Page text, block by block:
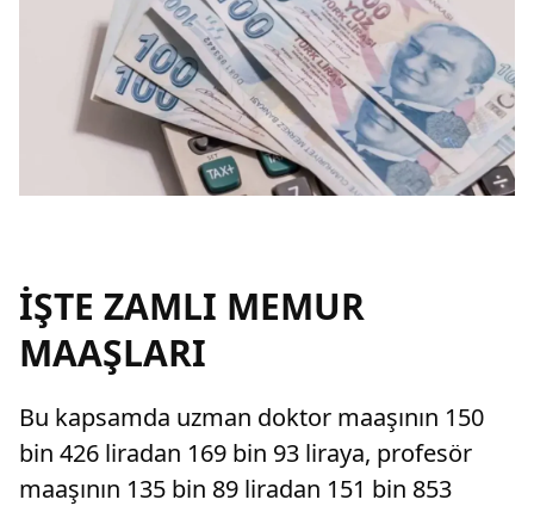
İŞTE ZAMLI MEMUR
MAAŞLARI
Bu kapsamda uzman doktor maaşının 150
bin 426 liradan 169 bin 93 liraya, profesör
maaşının 135 bin 89 liradan 151 bin 853